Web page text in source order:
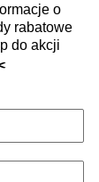
o
rabatowe
do akcji